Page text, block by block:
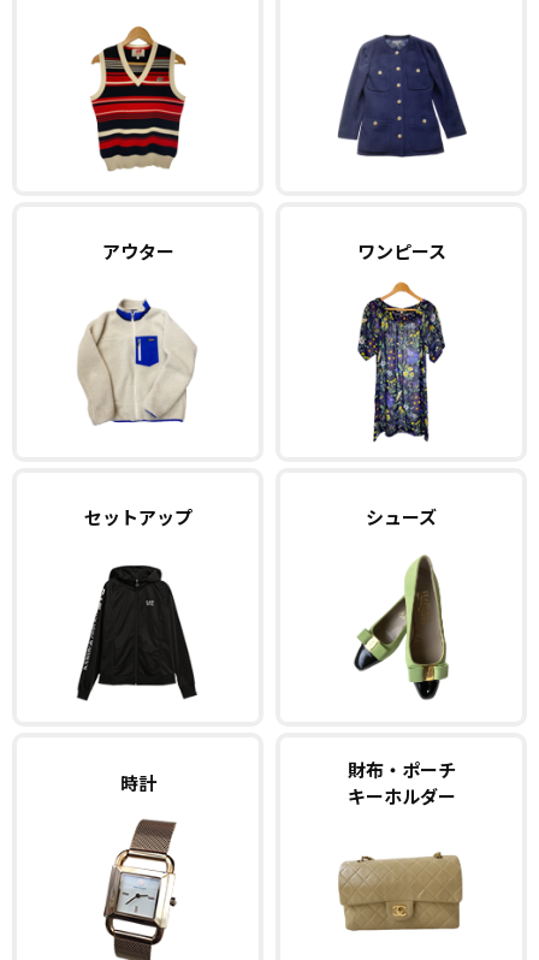
アウター ワンピース
セットアップ シューズ
時計
財布・ポーチ
キーホルダー